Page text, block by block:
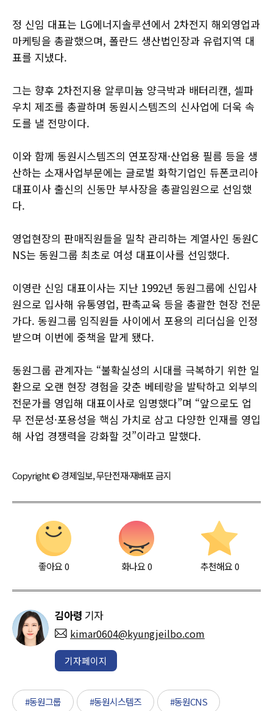
정 신임 대표는 LG에너지솔루션에서 2차전지 해외영업과
마케팅을 총괄했으며, 폴란드 생산법인장과 유럽지역 대
표를 지냈다.
그는 향후 2차전지용 알루미늄 양극박과 배터리캔, 셀파
우치 제조를 총괄하며 동원시스템즈의 신사업에 더욱 속
도를 낼 전망이다.
이와 함께 동원시스템즈의 연포장재·산업용 필름 등을 생
산하는 소재사업부문에는 글로벌 화학기업인 듀폰코리아
대표이사 출신의 신동만 부사장을 총괄임원으로 선임했
다.
영업현장의 판매직원들을 밀착 관리하는 계열사인 동원C
NS는 동원그룹 최초로 여성 대표이사를 선임했다.
이영란 신임 대표이사는 지난 1992년 동원그룹에 신입사
원으로 입사해 유통영업, 판촉교육 등을 총괄한 현장 전문
가다. 동원그룹 임직원들 사이에서 포용의 리더십을 인정
받으며 이번에 중책을 맡게 됐다.
동원그룹 관계자는 “불확실성의 시대를 극복하기 위한 일
환으로 오랜 현장 경험을 갖춘 베테랑을 발탁하고 외부의
전문가를 영입해 대표이사로 임명했다”며 “앞으로도 업
무 전문성·포용성을 핵심 가치로 삼고 다양한 인재를 영입
해 사업 경쟁력을 강화할 것”이라고 말했다.
Copyright © 경제일보, 무단전재·재배포 금지
좋아요0 화나요0 추천해요 0
김아령 기자
kimar0604@kyungjeilbo.com
기자페이지
#동원그룹 #동원시스템즈 #동원CNS